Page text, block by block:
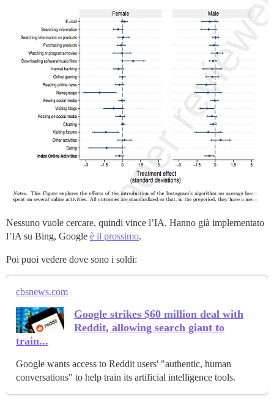
Nessuno vuole cercare, quindi vince l’IA. Hanno già implementato
l’IA su Bing, Google è il prossimo.
Poi puoi vedere dove sono i soldi:
cbsnews.com
Google strikes $60 million deal with
Reddit, allowing search giant to
train...
Google wants access to Reddit users' "authentic, human
conversations" to help train its artificial intelligence tools.